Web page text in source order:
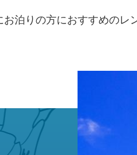
お泊りの方におすすめのレ